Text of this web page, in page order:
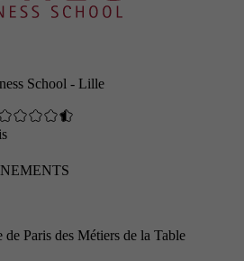
School - Lille
Paris des Métiers de la Table